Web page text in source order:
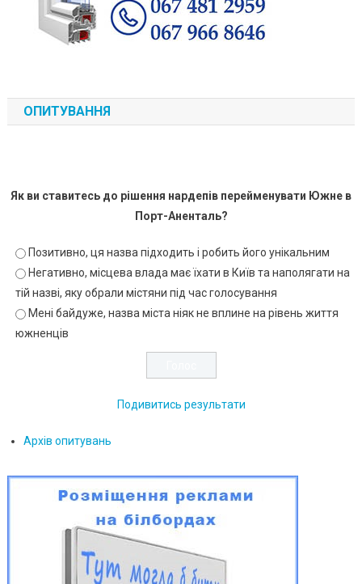
ОПИТУВАННЯ
Як ви ставитесь до рішення нардепів перейменувати Южне в
Порт-Аненталь?
Позитивно, ця назва підходить і робить його унікальним
Негативно, місцева влада має їхати в Київ та наполягати на
тій назві, яку обрали містяни під час голосування
Мені байдуже, назва міста ніяк не вплине на рівень життя
южненців
Подивитись результати
Архів опитувань